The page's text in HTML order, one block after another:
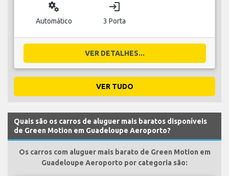
miscellaneous_services
Automático
login
3 Porta
VER DETALHES...
VER TUDO
Quais são os carros de aluguer mais baratos disponíveis
de Green Motion em Guadeloupe Aeroporto?
Os carros com aluguer mais barato de Green Motion em
Guadeloupe Aeroporto por categoria são: